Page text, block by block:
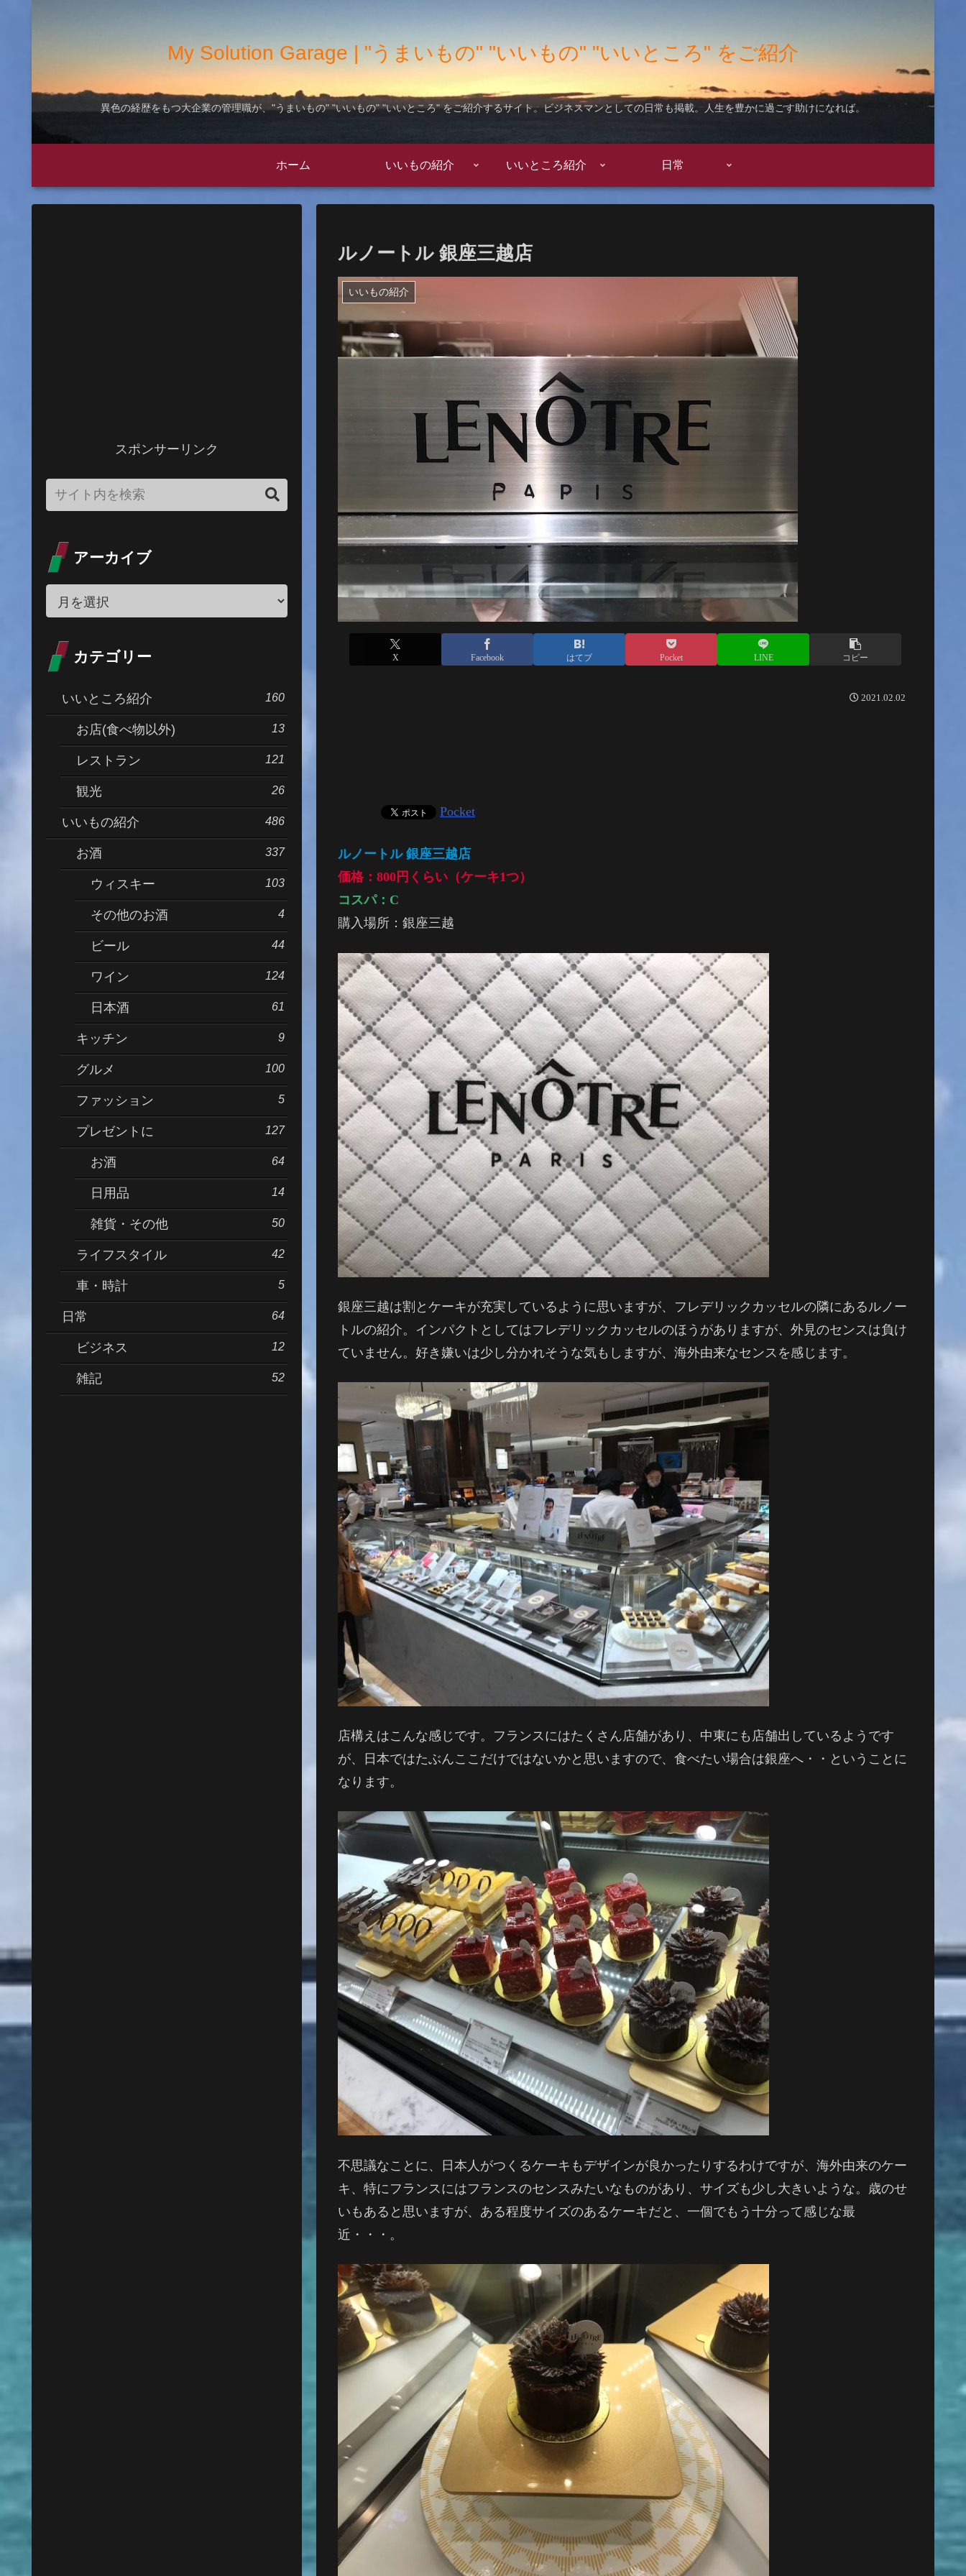
My Solution Garage | "うまいもの" "いいもの" "いいところ" をご紹介
異色の経歴をもつ大企業の管理職が、"うまいもの" "いいもの" "いいところ" をご紹介するサイト。ビジネスマンとしての日常も掲載。人生を豊かに過ごす助けになれば。
ホーム いいもの紹介 いいところ紹介 日常
ルノートル 銀座三越店
いいもの紹介
X Facebook はてブ Pocket LINE コピー
2021.02.02
Pocket
ルノートル 銀座三越店
価格：800円くらい（ケーキ1つ）
コスパ：C
購入場所：銀座三越
銀座三越は割とケーキが充実しているように思いますが、フレデリックカッセルの隣にあるルノー
トルの紹介。インパクトとしてはフレデリックカッセルのほうがありますが、外見のセンスは負け
ていません。好き嫌いは少し分かれそうな気もしますが、海外由来なセンスを感じます。
店構えはこんな感じです。フランスにはたくさん店舗があり、中東にも店舗出しているようです
が、日本ではたぶんここだけではないかと思いますので、食べたい場合は銀座へ・・ということに
なります。
不思議なことに、日本人がつくるケーキもデザインが良かったりするわけですが、海外由来のケー
キ、特にフランスにはフランスのセンスみたいなものがあり、サイズも少し大きいような。歳のせ
いもあると思いますが、ある程度サイズのあるケーキだと、一個でもう十分って感じな最
近・・・。
スポンサーリンク
アーカイブ
カテゴリー
いいところ紹介 160
お店(食べ物以外) 13
レストラン 121
観光 26
いいもの紹介 486
お酒 337
ウィスキー 103
その他のお酒 4
ビール 44
ワイン 124
日本酒 61
キッチン 9
グルメ 100
ファッション 5
プレゼントに 127
お酒 64
日用品 14
雑貨・その他 50
ライフスタイル 42
車・時計 5
日常 64
ビジネス 12
雑記 52